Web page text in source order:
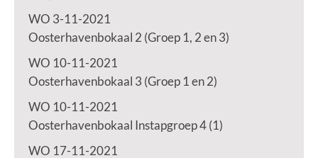
WO 3-11-2021
Oosterhavenbokaal 2 (Groep 1, 2 en 3)
WO 10-11-2021
Oosterhavenbokaal 3 (Groep 1 en 2)
WO 10-11-2021
Oosterhavenbokaal Instapgroep 4 (1)
WO 17-11-2021